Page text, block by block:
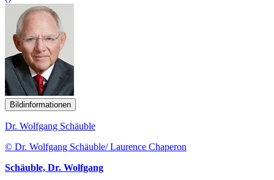
Bildinformationen
Dr. Wolfgang Schäuble
© Dr. Wolfgang Schäuble/ Laurence Chaperon
Schäuble, Dr. Wolfgang